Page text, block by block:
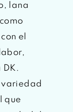
lana
el
DK.
variedad
que